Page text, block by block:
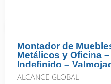
Montador de
Metálicos y Oficina
Indefinido –
ALCANCE GLOBAL